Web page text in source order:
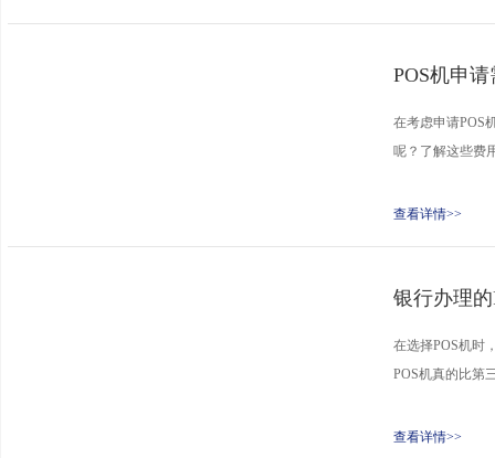
POS机申
在考虑申请POS
呢？了解这些费
查看详情>>
银行办理
在选择POS机时
POS机真的比第
查看详情>>